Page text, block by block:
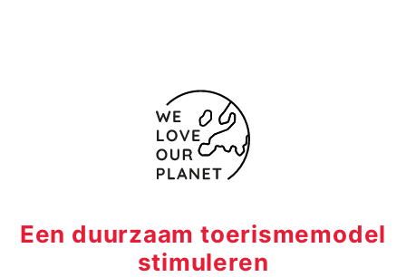
Een duurzaam toerismemodel
stimuleren